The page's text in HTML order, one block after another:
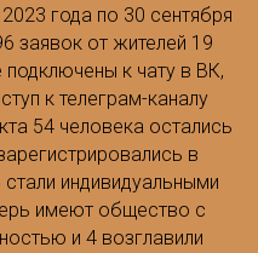
года по 30 сентября
заявок от жителей 19
к чату в ВК,
к телеграм-каналу
54 человека остались
в
индивидуальными
имеют общество с
и 4 возглавили